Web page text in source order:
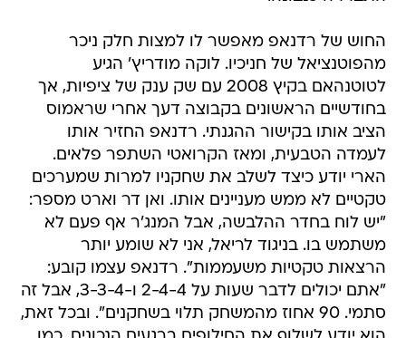
החוש של רדנאפ מאפשר לו למצות חלק ניכר
מהפוטנציאל של חניכיו. לוקה מודריץ' הגיע
לטוטנהאם בקיץ 2008 עם שק ענק של ציפיות, אך
בחודשיים הראשונים בקבוצה דעך אחרי שראמוס
הציב אותו בקישור ההגנתי. רדנאפ החזיר אותו
לעמדה הטבעית, ומאז הקרואטי השתפר פלאים.
הארי יודע כיצד לשלב את שחקניו למרות שמערכים
טקטיים לא ממש מעניינים אותו. ואן דר וארט מספר:
"יש לוח בחדר ההלבשה, אבל המנג'ר אף פעם לא
משתמש בו. בניגוד לריאל, אני לא שומע יותר
הרצאות טקטיות משעממות". רדנאפ עצמו קובע:
"אתם יכולים לדבר שעות על 2-4-4 ו-3-3-4, אבל זה
סתמי. 90 אחוז מהמשחק תלוי בשחקנים". ובכל זאת,